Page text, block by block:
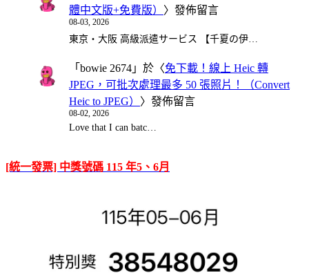
體中文版+免費版） 〉發佈留言
08-03, 2026
東京・大阪 高級派遣サービス 【千夏の伊…
「 bowie 2674 」於〈免下載！線上 Heic 轉
JPEG，可批次處理最多 50 張照片！（Convert
Heic to JPEG） 〉發佈留言
08-02, 2026
Love that I can batc…
[統一發票] 中獎號碼 115 年5、6月